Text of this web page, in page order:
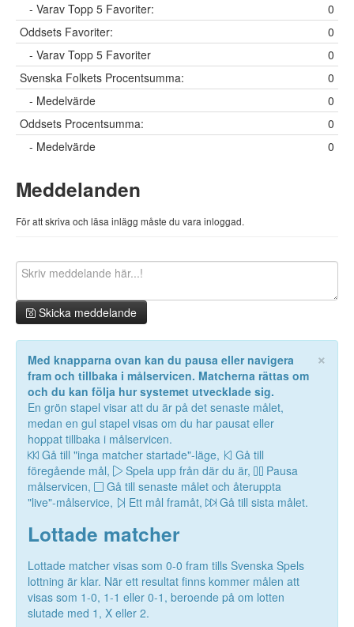
- Varav Topp 5 Favoriter:
0
Oddsets Favoriter:
0
- Varav Topp 5 Favoriter
0
Svenska Folkets Procentsumma:
0
- Medelvärde
0
Oddsets Procentsumma:
0
- Medelvärde
0
Meddelanden
För att skriva och läsa inlägg måste du vara inloggad.
Skicka meddelande
×
Med knapparna ovan kan du pausa eller navigera
fram och tillbaka i målservicen. Matcherna rättas om
och du kan följa hur systemet utvecklade sig.
En grön stapel visar att du är på det senaste målet,
medan en gul stapel visas om du har pausat eller
hoppat tillbaka i målservicen.
Gå till "inga matcher startade"-läge,
Gå till
föregående mål,
Spela upp från där du är,
Pausa
målservicen,
Gå till senaste målet och återuppta
"live"-målservice,
Ett mål framåt, Gå till sista målet.
Lottade matcher
Lottade matcher visas som 0-0 fram tills Svenska Spels
lottning är klar. När ett resultat finns kommer målen att
visas som 1-0, 1-1 eller 0-1, beroende på om lotten
slutade med 1, X eller 2.